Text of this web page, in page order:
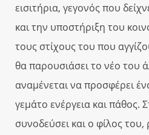
εισιτήρια, γεγονός που
και την υποστήριξη του
τους στίχους του που
θα παρουσιάσει το νέο του
αναμένεται να προσφέρει
γεμάτο ενέργεια και πάθος.
συνοδεύσει και ο φίλος